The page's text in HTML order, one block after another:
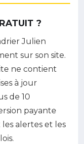
?
Julien
sur son site.
ne contient
à jour
de 10
payante
alertes et les